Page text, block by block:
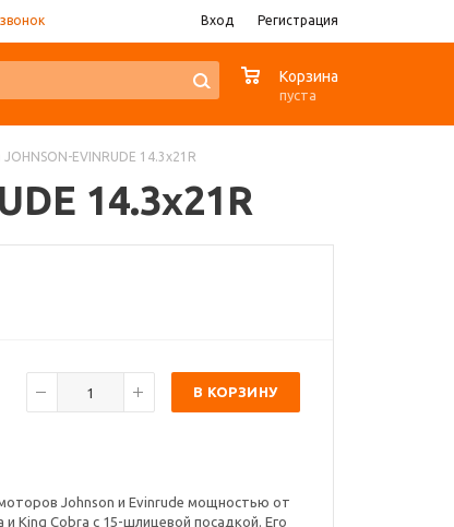
Вход Регистрация
Корзина
пуста
EVINRUDE 14.3x21R
14.3x21R
В КОРЗИНУ
Johnson и Evinrude мощностью от
King Cobra с 15-шлицевой посадкой. Его